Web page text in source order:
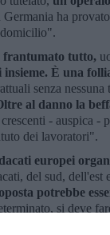
ha
domicilio".
tutto,
È una
senza
al danno la
- auspica -
dei lavoratori".
europei
del sud, dell'est
potrebbe
si deve